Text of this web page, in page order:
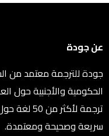
عن جودة
جودة للترجمة معتمد من
الحكومية والأجنبية
ترجمة
سريعة وصحيحة ومعتمدة.